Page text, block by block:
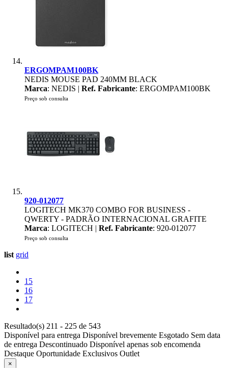
ERGOMPAM100BK
NEDIS MOUSE PAD 240MM BLACK
Marca: NEDIS | Ref. Fabricante: ERGOMPAM100BK
Preço sob consulta
920-012077
LOGITECH MK370 COMBO FOR BUSINESS -
QWERTY - PADRÃO INTERNACIONAL GRAFITE
Marca: LOGITECH | Ref. Fabricante: 920-012077
Preço sob consulta
list grid
15
16
17
Resultado(s) 211 - 225 de 543
Disponível para entrega Disponível brevemente Esgotado Sem data
de entrega Descontinuado Disponível apenas sob encomenda
Destaque Oportunidade Exclusivos Outlet
×